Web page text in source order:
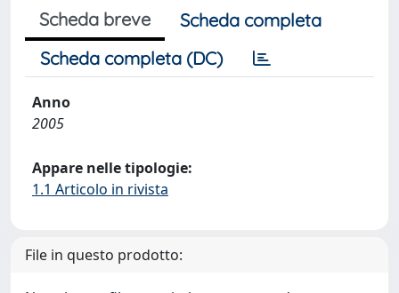
Scheda breve
Scheda completa
Scheda completa (DC)
Anno
2005
Appare nelle tipologie:
1.1 Articolo in rivista
File in questo prodotto: